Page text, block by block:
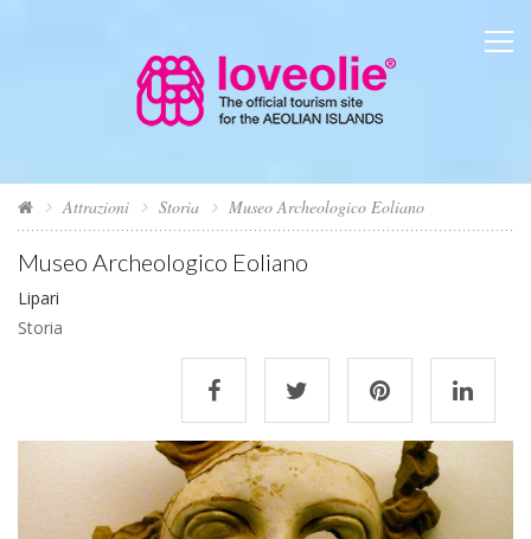
Attrazioni Storia Museo Archeologico Eoliano
Museo Archeologico Eoliano
Lipari
Storia